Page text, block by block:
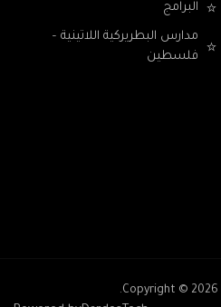
البرامج
مدارس البطريركية اللاتينية –
فلسطين
Copyright © 2026